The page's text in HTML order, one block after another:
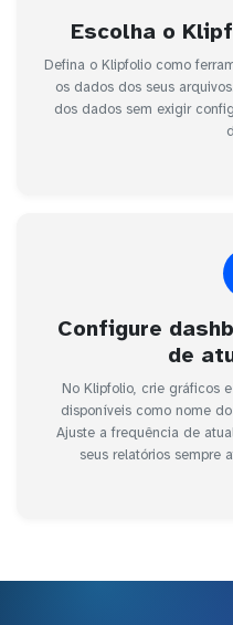
Escolha o
Defina o Klipfolio como
os dados dos seus
dos dados sem exigir
Configure
de
No Klipfolio, crie gráficos
disponíveis como nome
Ajuste a frequência de
seus relatórios sempre